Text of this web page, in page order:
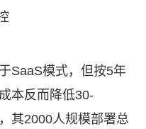
SaaS模式，但按5年
本反而降低30-
其2000人规模部署总